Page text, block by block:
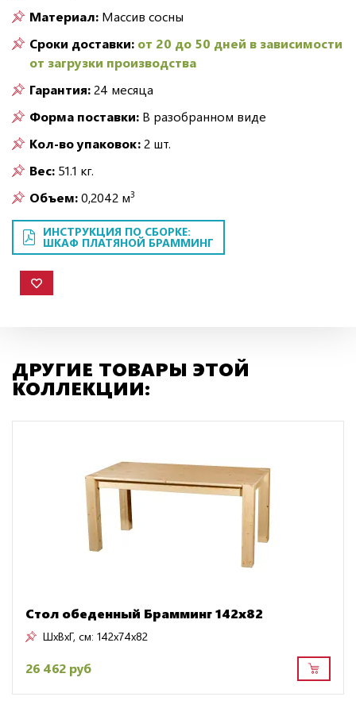
Материал: Массив сосны
Сроки доставки: от 20 до 50 дней в зависимости
от загрузки производства
Гарантия:24 месяца
Форма поставки: В разобранном виде
Кол-во упаковок:2 шт.
Вес: 51.1 кг.
Объем:0,2042 м3
ИНСТРУКЦИЯ ПО СБОРКЕ:
ШКАФ ПЛАТЯНОЙ БРАММИНГ
ДРУГИЕ ТОВАРЫ ЭТОЙ
КОЛЛЕКЦИИ:
Стол обеденный Брамминг 142х82
ШxВxГ, см: 142x74x82
26 462 руб